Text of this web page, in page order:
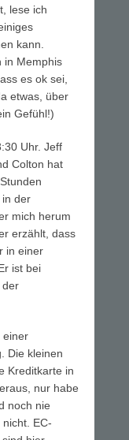
lese ich
kann.
in Memphis
es ok sei,
etwas, über
Gefühl!)
Uhr. Jeff
Colton hat
in der
mich herum
erzählt, dass
in einer
ist bei
der
einer
Die kleinen
Kreditkarte in
nur habe
noch nie
EC-